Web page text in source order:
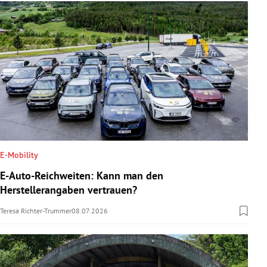
Untermenü
Untermenü
E-Mobility
E-Auto-Reichweiten: Kann man den
Herstellerangaben vertrauen?
Teresa Richter-Trummer08.07.2026